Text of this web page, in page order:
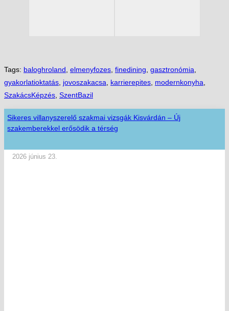
Tags: baloghroland elmenyfozes finedining gasztronómia
gyakorlatioktatás jovoszakacsa karrierepites modernkonyha
SzakácsKépzés SzentBazil
Sikeres villanyszerelő szakmai vizsgák Kisvárdán – Új
szakemberekkel erősödik a térség
2026 június 23.